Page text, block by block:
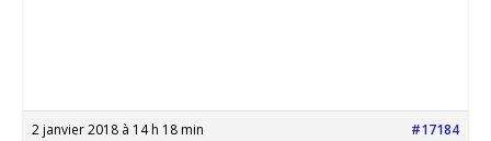
2 janvier 2018 à 14 h 18 min #17184